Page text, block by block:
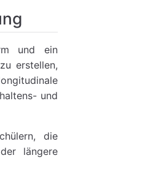
und ein
erstellen,
und
die
längere